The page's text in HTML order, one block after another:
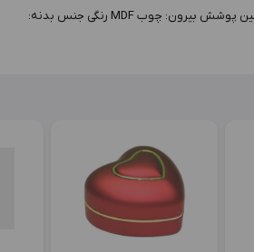
بژ پوشش داخل: پارچه جاسمین پوشش بيرون: چوب MDF رنگی جنس بدنه: